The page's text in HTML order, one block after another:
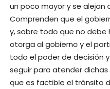
un poco mayor y se alejan
Comprenden que el
y, sobre todo que no
otorga al gobierno y el
todo el poder de decisión
seguir para atender
que es factible el tránsito